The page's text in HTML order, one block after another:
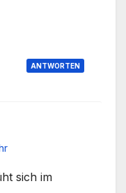
ANTWORTEN
sich im